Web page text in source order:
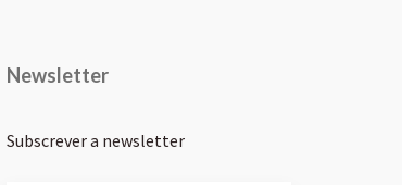
Newsletter
Subscrever a newsletter